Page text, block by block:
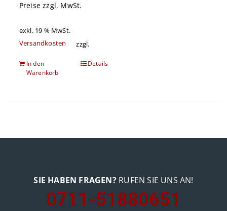
Preise zzgl. MwSt.
exkl. 19 % MwSt.
zzgl.
Versandkosten
In den
Warenkorb
Details
SIE HABEN FRAGEN?RUFEN SIE UNS AN!
0711-51880651